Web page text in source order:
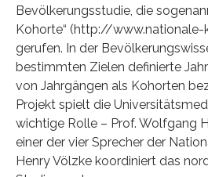
Bevölkerungsstudie, die
Kohorte“ (http://www.nationale-
gerufen. In der
bestimmten Zielen definierte
von Jahrgängen als Kohorten
Projekt spielt die
wichtige Rolle – Prof. Wolfgang
einer der vier Sprecher der
Henry Völzke koordiniert das